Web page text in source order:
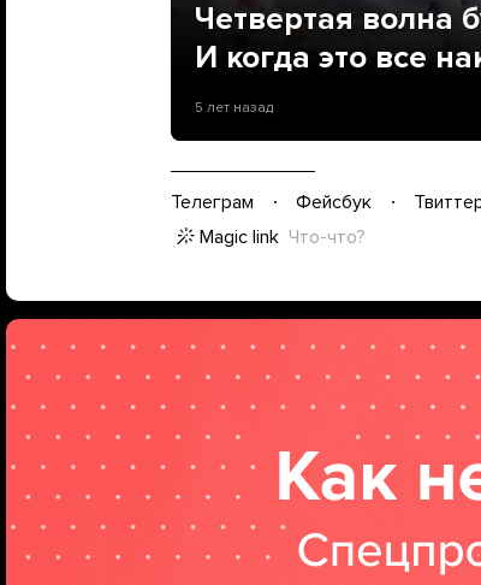
Четвертая волна
И когда это все
5 лет назад
Телеграм Фейсбук
Magic link Что-что?